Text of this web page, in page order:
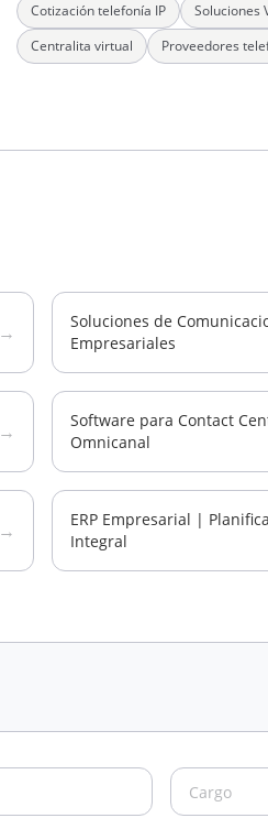
Cotización telefonía IP
Soluciones
Centralita virtual
Proveedores
→
Soluciones de
Empresariales
→
Software para Contact
Omnicanal
→
ERP Empresarial |
Integral